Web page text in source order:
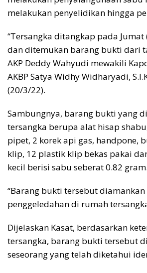
melakukan penyelidikan hingga
“Tersangka ditangkap pada
dan ditemukan barang bukti dari
AKP Deddy Wahyudi mewakili
AKBP Satya Widhy Widharyadi,
(20/3/22).
Sambungnya, barang bukti yang
tersangka berupa alat hisap
pipet, 2 korek api gas, handpone,
klip, 12 plastik klip bekas pakai
kecil berisi sabu seberat 0.82 gram.
“Barang bukti tersebut
penggeledahan di rumah
Dijelaskan Kasat, berdasarkan
tersangka, barang bukti tersebut
seseorang yang telah diketahui